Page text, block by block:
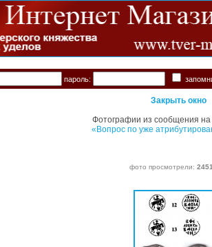
пароль:
Закрыть окно
Фотографии из сообщения
«Вопрос по уже
фото просмотрели: 2451